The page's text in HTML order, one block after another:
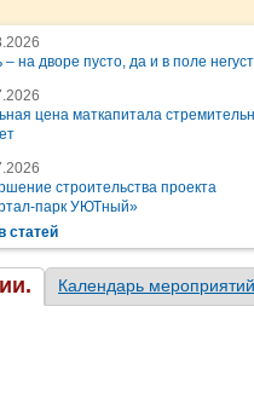
– на дворе пусто, да и в поле
цена маткапитала
строительства проекта
парк УЮТный»
статей
Календарь мероприятий